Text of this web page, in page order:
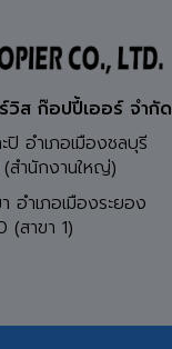
วิส ก๊อปปี้เออร์ จำกัด
อำเภอเมืองชลบุรี
สำนักงานใหญ่)
อำเภอเมืองระยอง
(สาขา 1)